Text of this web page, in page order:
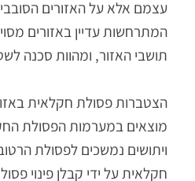
הבעיות הסביבתיות
עצמם אלא על האזורים הסובבים
המתרחשות עדיין באזורים
תושבי האזור, ומהוות סכנה